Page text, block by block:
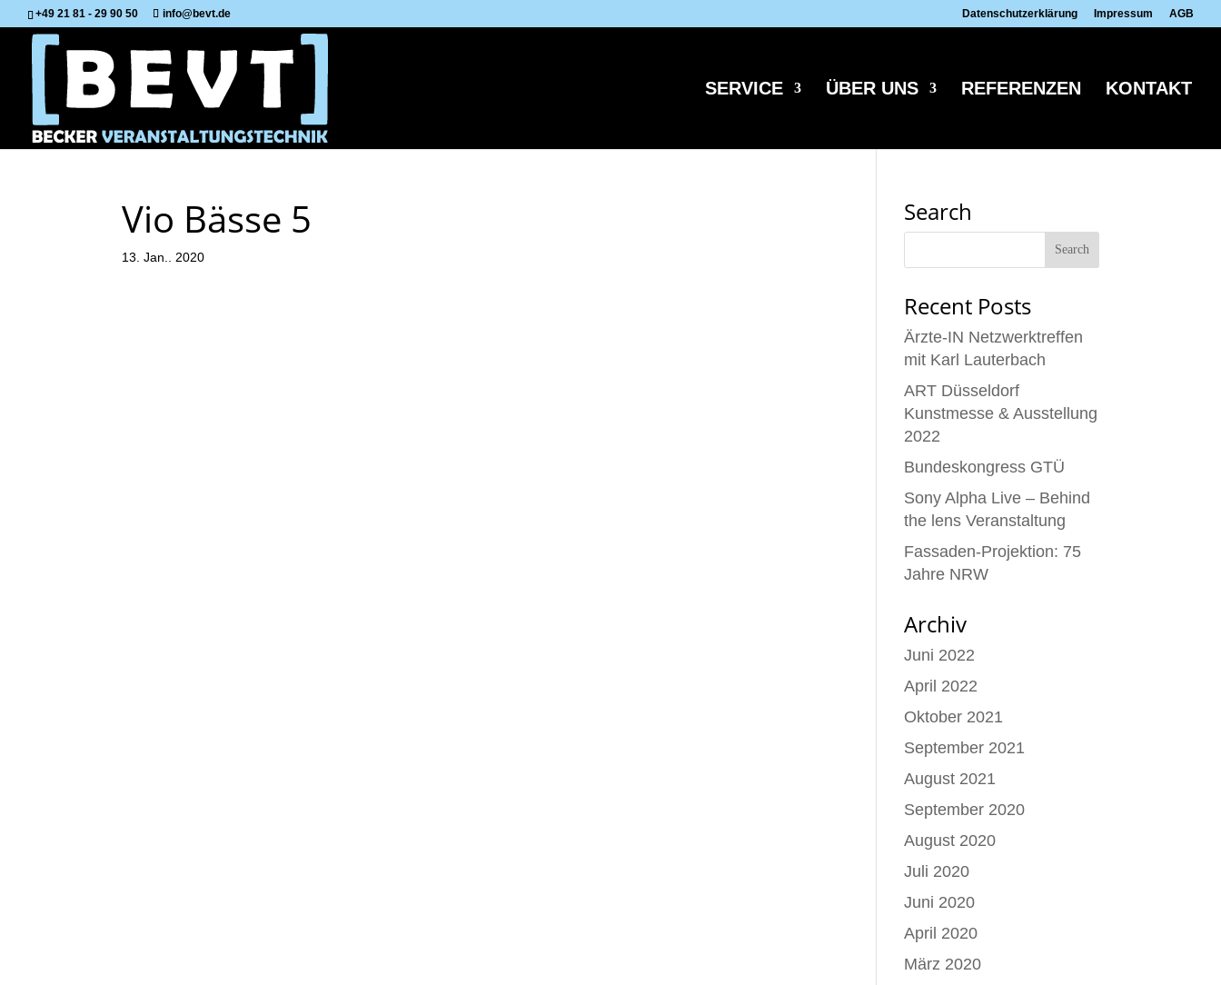
+49 21 81 - 29 90 50 info@bevt.de Datenschutzerklärung Impressum AGB
SERVICE ÜBER UNS REFERENZEN KONTAKT
Vio Bässe 5
13. Jan.. 2020
Search
Recent Posts
Ärzte-IN Netzwerktreffen
mit Karl Lauterbach
ART Düsseldorf
Kunstmesse & Ausstellung
2022
Bundeskongress GTÜ
Sony Alpha Live – Behind
the lens Veranstaltung
Fassaden-Projektion: 75
Jahre NRW
Archiv
Juni 2022
April 2022
Oktober 2021
September 2021
August 2021
September 2020
August 2020
Juli 2020
Juni 2020
April 2020
März 2020